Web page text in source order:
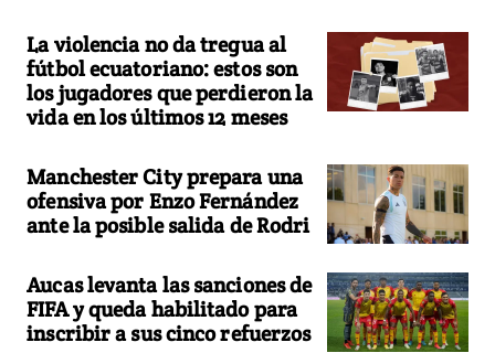
La violencia no da tregua al
fútbol ecuatoriano: estos son
los jugadores que perdieron la
vida en los últimos 12 meses
Manchester City prepara una
ofensiva por Enzo Fernández
ante la posible salida de Rodri
Aucas levanta las sanciones de
FIFA y queda habilitado para
inscribir a sus cinco refuerzos